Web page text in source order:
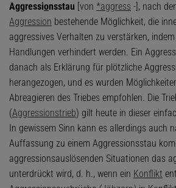
Aggressionsstau [von *aggress -], nach
Aggression bestehende Möglichkeit, die
aggressives Verhalten zu verstärken,
Handlungen verhindert werden. Ein
danach als Erklärung für plötzliche
herangezogen, und es wurden
Abreagieren des Triebes empfohlen. Die
(Aggressionstrieb) gilt heute in dieser
In gewissem Sinn kann es allerdings auch
Auffassung zu einem Aggressionsstau
aggressionsauslösenden Situationen das
unterdrückt wird, d. h., wenn ein Konflikt